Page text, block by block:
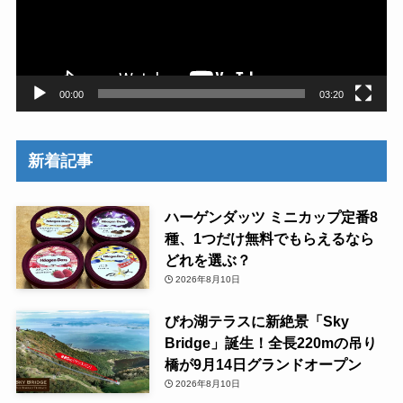
00:00 03:20
新着記事
ハーゲンダッツ ミニカップ定番8
種、1つだけ無料でもらえるなら
どれを選ぶ？
2026年8月10日
びわ湖テラスに新絶景「Sky
Bridge」誕生！全長220mの吊り
橋が9月14日グランドオープン
2026年8月10日